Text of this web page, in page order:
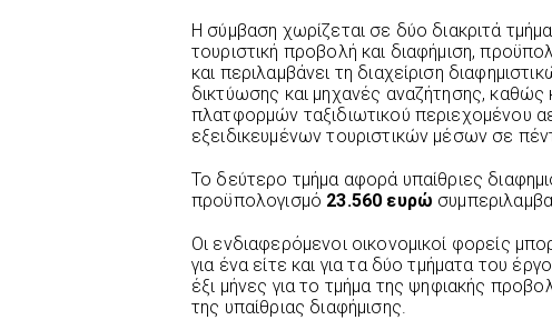
Η σύμβαση χωρίζεται σε δύο διακριτά
τουριστική προβολή και διαφήμιση,
και περιλαμβάνει τη διαχείριση
δικτύωσης και μηχανές αναζήτησης,
πλατφορμών ταξιδιωτικού περιεχομένου
εξειδικευμένων τουριστικών μέσων σε
Το δεύτερο τμήμα αφορά υπαίθριες
προϋπολογισμό 23.560 ευρώ
Οι ενδιαφερόμενοι οικονομικοί φορείς
για ένα είτε και για τα δύο τμήματα του
έξι μήνες για το τμήμα της ψηφιακής
της υπαίθριας διαφήμισης.